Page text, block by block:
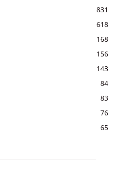
831
618
168
156
143
84
83
76
65